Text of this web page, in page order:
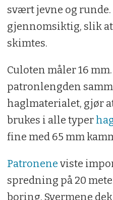
svært jevne og
gjennomsiktig, slik
skimtes.
Culoten måler 16
patronlengden
haglmaterialet, gjør
brukes i alle typer
fine med 65 mm
Patronene viste
spredning på 20
boring. Svermene